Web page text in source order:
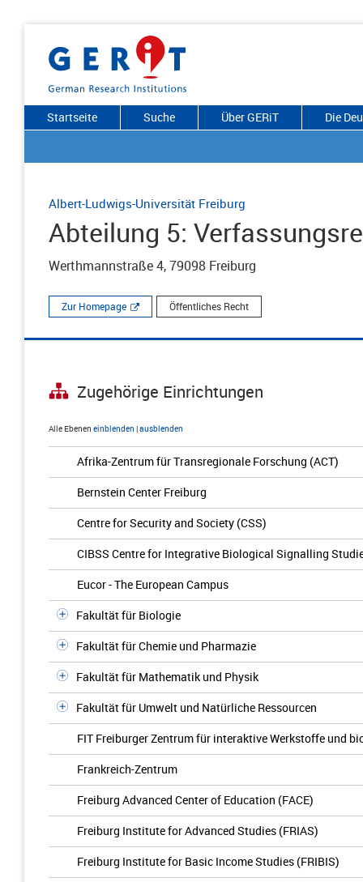
Startseite Suche Über GERiT Die
Albert-Ludwigs-Universität Freiburg
Abteilung 5:
Werthmannstraße 4, 79098 Freiburg
Zur Homepage Öffentliches Recht
Zugehörige Einrichtungen
Alle Ebenen einblenden |ausblenden
Afrika-Zentrum für Transregionale Forschung (ACT)
Bernstein Center Freiburg
Centre for Security and Society (CSS)
CIBSS Centre for Integrative Biological Signalling
Eucor - The European Campus
Fakultät für Biologie
Fakultät für Chemie und Pharmazie
Fakultät für Mathematik und Physik
Fakultät für Umwelt und Natürliche Ressourcen
FIT Freiburger Zentrum für interaktive Werkstoffe und
Frankreich-Zentrum
Freiburg Advanced Center of Education (FACE)
Freiburg Institute for Advanced Studies (FRIAS)
Freiburg Institute for Basic Income Studies (FRIBIS)